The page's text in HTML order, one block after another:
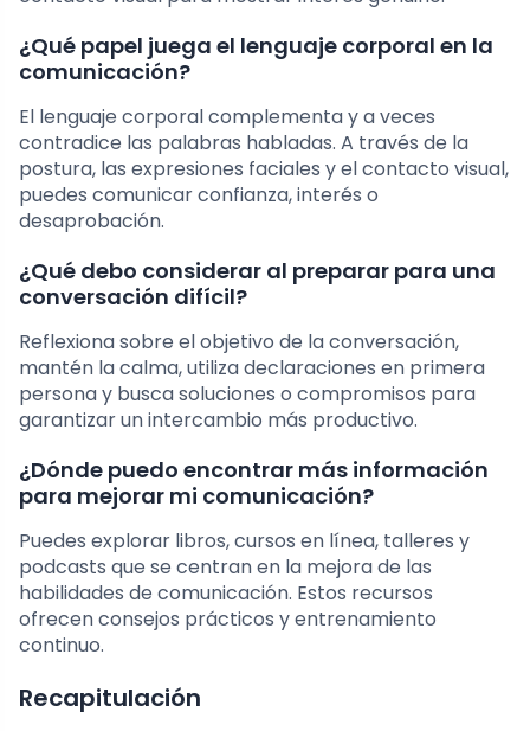
¿Qué papel juega el lenguaje corporal en la
comunicación?
El lenguaje corporal complementa y a veces
contradice las palabras habladas. A través de la
postura, las expresiones faciales y el contacto visual,
puedes comunicar confianza, interés o
desaprobación.
¿Qué debo considerar al preparar para una
conversación difícil?
Reflexiona sobre el objetivo de la conversación,
mantén la calma, utiliza declaraciones en primera
persona y busca soluciones o compromisos para
garantizar un intercambio más productivo.
¿Dónde puedo encontrar más información
para mejorar mi comunicación?
Puedes explorar libros, cursos en línea, talleres y
podcasts que se centran en la mejora de las
habilidades de comunicación. Estos recursos
ofrecen consejos prácticos y entrenamiento
continuo.
Recapitulación